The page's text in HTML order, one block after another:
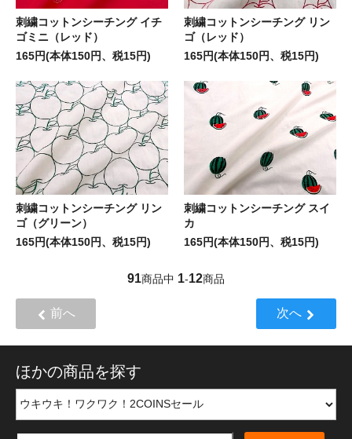
刺繍コットンシーチング イチ
ゴミニ（レッド）
165円(本体150円、税15円)
刺繍コットンシーチング リン
ゴ（レッド）
165円(本体150円、税15円)
刺繍コットンシーチング リン
ゴ（グリーン）
165円(本体150円、税15円)
刺繍コットンシーチング スイ
カ
165円(本体150円、税15円)
91商品中 1-12商品
前へ 次へ
ほかの商品を探す